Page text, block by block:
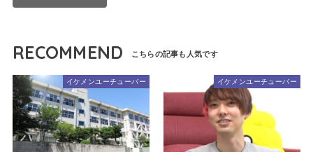
RECOMMEND
イケメンユーチューバー イケメンユーチューバー